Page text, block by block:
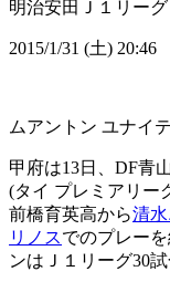
明治安田Ｊ１リーグ
2015/1/31 (土) 20:46
ムアントン ユナイ
甲府は13日、DF青
(タイ プレミアリー
前橋育英高から清
リノスでのプレー
ンはＪ１リーグ30